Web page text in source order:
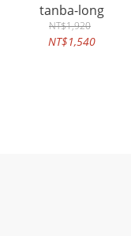
tanba-long
NT$1,920
NT$1,540